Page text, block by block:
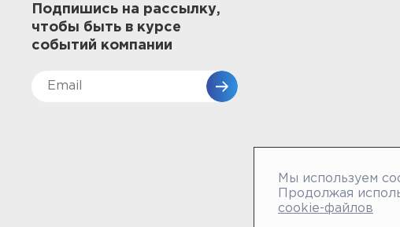
Подпишись на рассылку,
чтобы быть в курсе
событий компании
Мы используем
Продолжая
cookie-файлов